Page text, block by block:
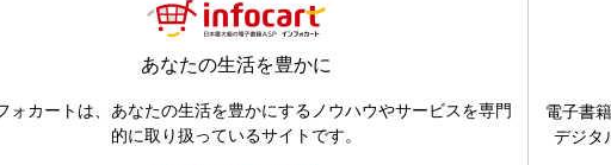
あなたの生活を豊かに
ォカートは、あなたの生活を豊かにするノウハウやサービスを専門
的に取り扱っているサイトです。
電子書
デジタ